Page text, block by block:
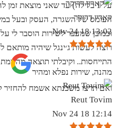
על 1 בלילה) עד שאני מוצאת
העומס של השגרה, העסק ובעל
וכמובן שמעבר לשירות הוסבר לי
רוצה לעשות ג׳ינגל שיהיה מותאם
התייחסות.. וקיבלתי תוצאה
ואם תרצו משכנתא אשמח להחזיר
קארין דרוקר
13:02 18 Nov 24
מהנה, שירות נפלא ומהיר
Reut Tovim
12:14 18 Nov 24